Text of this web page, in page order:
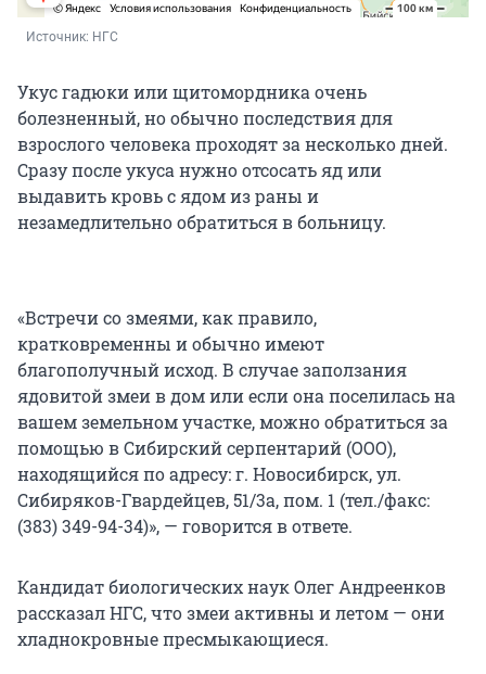
Источник: НГС
Укус гадюки или щитомордника очень
болезненный, но обычно последствия для
взрослого человека проходят за несколько дней.
Сразу после укуса нужно отсосать яд или
выдавить кровь с ядом из раны и
незамедлительно обратиться в больницу.
«Встречи со змеями, как правило,
кратковременны и обычно имеют
благополучный исход. В случае заползания
ядовитой змеи в дом или если она поселилась на
вашем земельном участке, можно обратиться за
помощью в Сибирский серпентарий (ООО),
находящийся по адресу: г. Новосибирск, ул.
Сибиряков-Гвардейцев, 51/3а, пом. 1 (тел./факс:
(383) 349-94-34)», — говорится в ответе.
Кандидат биологических наук Олег Андреенков
рассказал НГС, что змеи активны и летом — они
хладнокровные пресмыкающиеся.